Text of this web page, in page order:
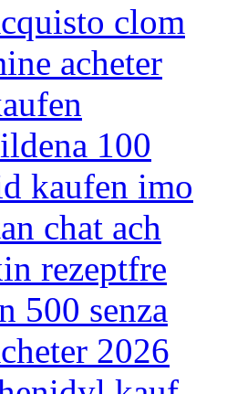
clom
acheter
100
kaufen imo
chat ach
rezeptfre
500 senza
2026